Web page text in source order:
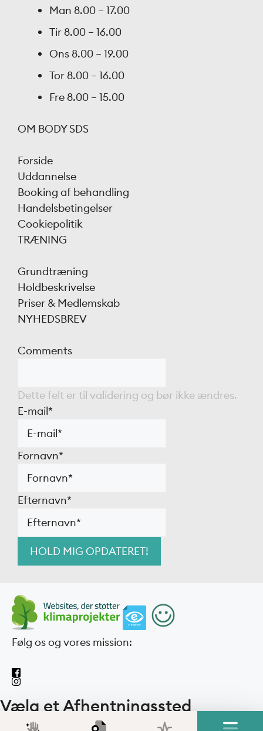
Man 8.00 – 17.00
Tir 8.00 – 16.00
Ons 8.00 – 19.00
Tor 8.00 – 16.00
Fre 8.00 – 15.00
OM BODY SDS
Forside
Uddannelse
Booking af behandling
Handelsbetingelser
Cookiepolitik
TRÆNING
Grundtræning
Holdbeskrivelse
Priser & Medlemskab
NYHEDSBREV
Comments
Dette felt er til validering og bør ikke ændres.
E-mail*
Fornavn*
Efternavn*
Følg os og vores mission:
Vælg et Afhentningssted